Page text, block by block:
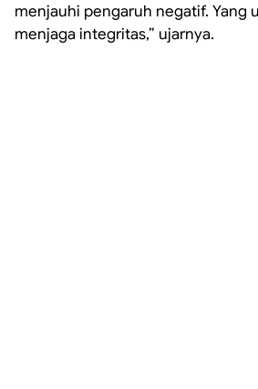
menjauhi pengaruh negatif. Yang
menjaga integritas,” ujarnya.